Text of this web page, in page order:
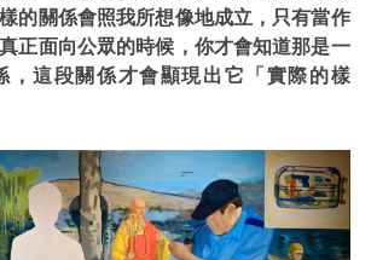
的關係會照我所想像地成立，只有當作
正面向公眾的時候，你才會知道那是一
，這段關係才會顯現出它
「 實際的樣